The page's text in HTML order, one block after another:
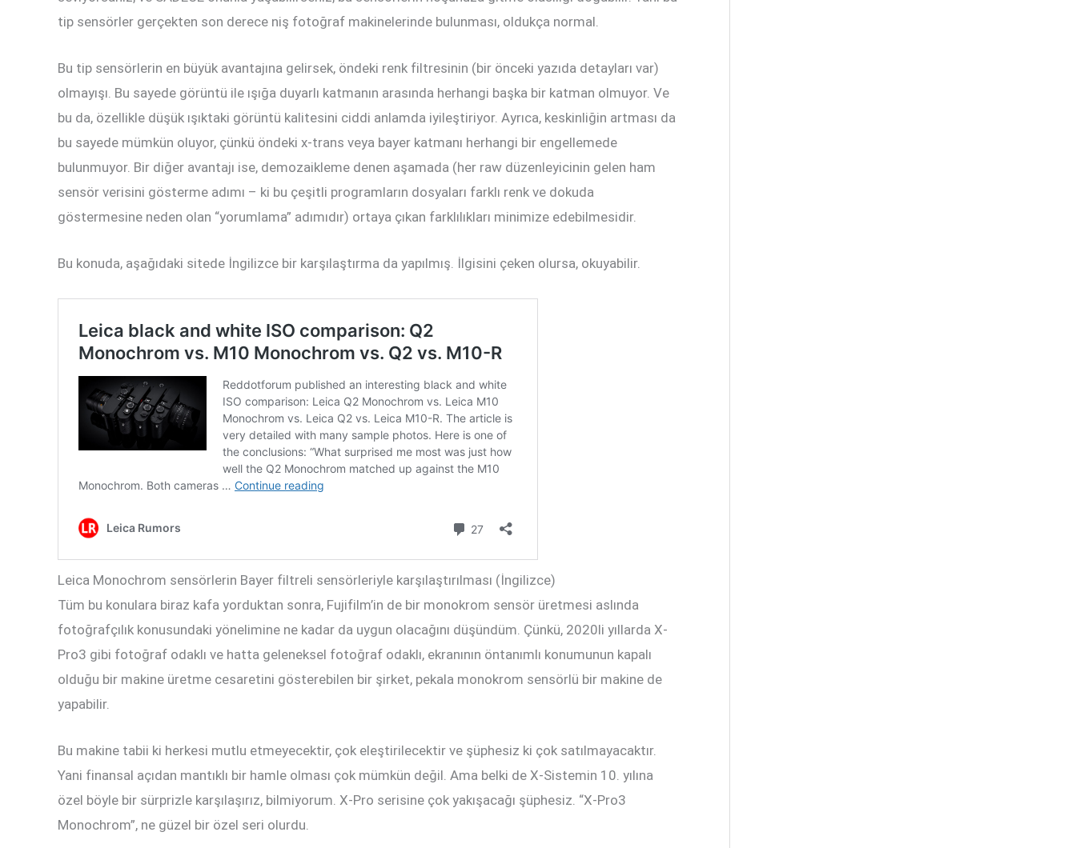
tip sensörler gerçekten son derece niş fotoğraf makinelerinde bulunması, oldukça normal.
Bu tip sensörlerin en büyük avantajına gelirsek, öndeki renk filtresinin (bir önceki yazıda detayları var)
olmayışı. Bu sayede görüntü ile ışığa duyarlı katmanın arasında herhangi başka bir katman olmuyor. Ve
bu da, özellikle düşük ışıktaki görüntü kalitesini ciddi anlamda iyileştiriyor. Ayrıca, keskinliğin artması da
bu sayede mümkün oluyor, çünkü öndeki x-trans veya bayer katmanı herhangi bir engellemede
bulunmuyor. Bir diğer avantajı ise, demozaikleme denen aşamada (her raw düzenleyicinin gelen ham
sensör verisini gösterme adımı – ki bu çeşitli programların dosyaları farklı renk ve dokuda
göstermesine neden olan “yorumlama” adımıdır) ortaya çıkan farklılıkları minimize edebilmesidir.
Bu konuda, aşağıdaki sitede İngilizce bir karşılaştırma da yapılmış. İlgisini çeken olursa, okuyabilir.
Leica Monochrom sensörlerin Bayer filtreli sensörleriyle karşılaştırılması (İngilizce)
Tüm bu konulara biraz kafa yorduktan sonra, Fujifilm’in de bir monokrom sensör üretmesi aslında
fotoğrafçılık konusundaki yönelimine ne kadar da uygun olacağını düşündüm. Çünkü, 2020li yıllarda X-
Pro3 gibi fotoğraf odaklı ve hatta geleneksel fotoğraf odaklı, ekranının öntanımlı konumunun kapalı
olduğu bir makine üretme cesaretini gösterebilen bir şirket, pekala monokrom sensörlü bir makine de
yapabilir.
Bu makine tabii ki herkesi mutlu etmeyecektir, çok eleştirilecektir ve şüphesiz ki çok satılmayacaktır.
Yani finansal açıdan mantıklı bir hamle olması çok mümkün değil. Ama belki de X-Sistemin 10. yılına
özel böyle bir sürprizle karşılaşırız, bilmiyorum. X-Pro serisine çok yakışacağı şüphesiz. “X-Pro3
Monochrom”, ne güzel bir özel seri olurdu.